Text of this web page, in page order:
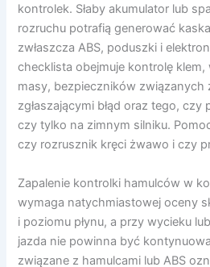
kontrolek. Słaby akumulator lub
rozruchu potrafią generować
zwłaszcza ABS, poduszki i
checklista obejmuje kontrolę klem,
masy, bezpieczników związanych
zgłaszającymi błąd oraz tego,
czy tylko na zimnym silniku.
czy rozrusznik kręci żwawo i czy
Zapalenie kontrolki hamulców w
wymaga natychmiastowej oceny
i poziomu płynu, a przy wycieku
jazda nie powinna być
związane z hamulcami lub ABS